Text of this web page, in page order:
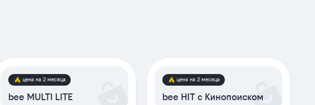
цена на 2 месяца
bee MULTI LITE
цена на 2 месяца
bee HIT с Кинопоиском